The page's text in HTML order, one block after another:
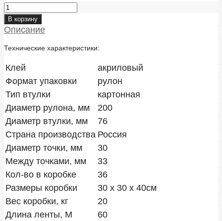
Прозрачные
наклейки
40мм
рулоне
5
шт
сильный
клей
quantity
В корзину
Описание
Технические характеристики:
Клей
акриловый
Формат упаковки
рулон
Тип втулки
картонная
Диаметр рулона, мм
200
Диаметр втулки, мм
76
Страна производства Россия
Диаметр точки, мм
30
Между точками, мм
33
Кол-во в коробке
36
Размеры коробки
30 х 30 х 40см
Вес коробки, кг
20
Длина ленты, М
60